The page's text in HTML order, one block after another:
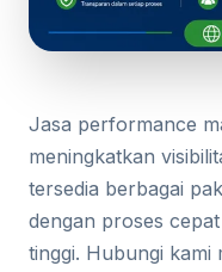
Jasa performance
meningkatkan
tersedia berbagai
dengan proses
tinggi. Hubungi